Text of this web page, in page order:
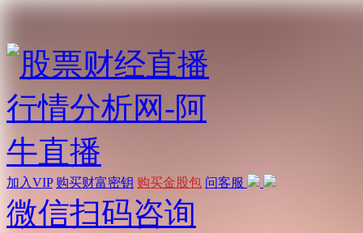
加入VIP 购买财富密钥 购买金股包 问客服
微信扫码咨询